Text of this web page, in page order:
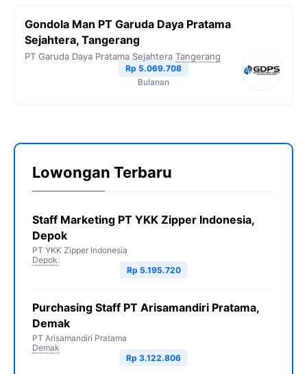
Gondola Man PT Garuda Daya Pratama
Sejahtera, Tangerang
PT Garuda Daya Pratama Sejahtera Tangerang
Rp 5.069.708
Bulanan
Lowongan Terbaru
Staff Marketing PT YKK Zipper Indonesia,
Depok
PT YKK Zipper Indonesia
Depok
Rp 5.195.720
Purchasing Staff PT Arisamandiri Pratama,
Demak
PT Arisamandiri Pratama
Demak
Rp 3.122.806